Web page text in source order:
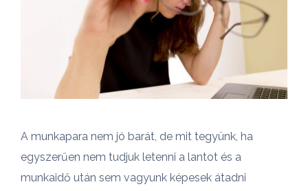
A munkapara nem jó barát, de mit tegyünk, ha
egyszerűen nem tudjuk letenni a lantot és a
munkaidő után sem vagyunk képesek átadni